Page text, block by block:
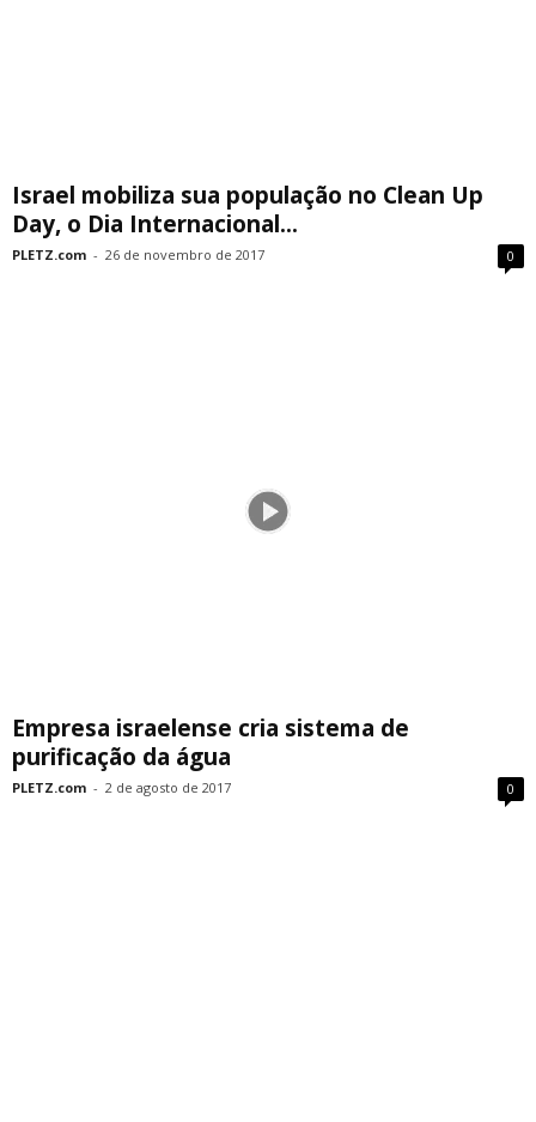
Israel mobiliza sua população no Clean Up
Day, o Dia Internacional...
PLETZ.com - 26 de novembro de 2017 0
Empresa israelense cria sistema de
purificação da água
PLETZ.com - 2 de agosto de 2017 0